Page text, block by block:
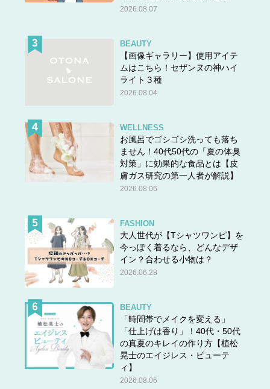
2026.08.07
BEAUTY
【画像ギャラリー】使用アイテ
ムはこちら！セザンヌの神ハイ
ライト３種
2026.08.04
WELLNESS
お風呂でゴシゴシ洗っても落ち
ません！40代50代の「夏の体臭
対策」に効果的な食品とは【皮
膚ガス研究の第一人者が解説】
2026.08.06
FASHION
大人世代が【Tシャツワンピ】を
今っぽく着るなら、どんなデザ
イン？合わせる小物は？
2026.06.28
BEAUTY
「時間帯でメイクを変える」
「仕上げは香り」！40代・50代
の真夏のキレイの作り方【植松
晃士のエイジレス・ビューテ
ィ】
2026.08.06